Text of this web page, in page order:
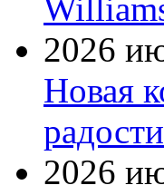
2026
Новая
2026